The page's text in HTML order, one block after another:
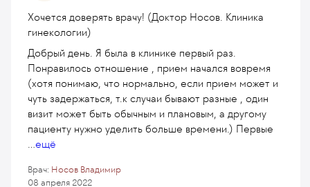
Хочется доверять врачу! (Доктор Носов. Клиника
гинекологии)
Добрый день. Я была в клинике первый раз.
Понравилось отношение , прием начался вовремя
(хотя понимаю, что нормально, если прием может и
чуть задержаться, т.к случаи бывают разные , один
визит может быть обычным и плановым, а другому
пациенту нужно уделить больше времени.) Первые
...ещё
Врач: Носов Владимир
08 апреля 2022